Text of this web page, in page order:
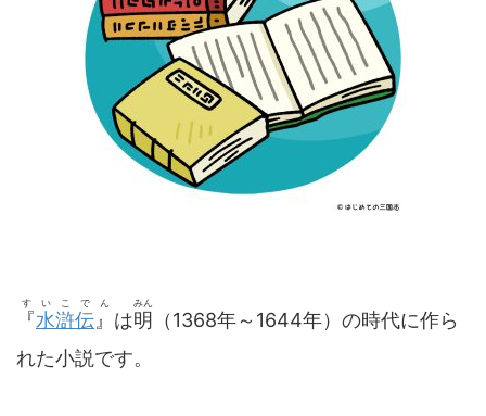
『水滸伝』
すいこでん
は明
みん
（1368年～1644年）の時代に作ら
れた小説です。